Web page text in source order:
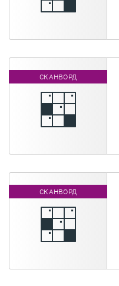
СКАНВОРД
СКАНВОРД